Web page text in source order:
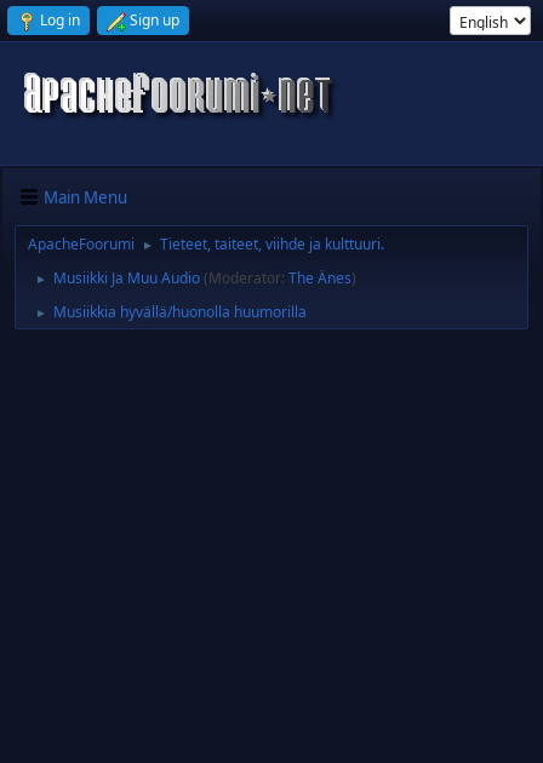
Log in Sign up
Main Menu
ApacheFoorumi ► Tieteet, taiteet, viihde ja kulttuuri.
► Musiikki Ja Muu Audio(Moderator: The Änes)
► Musiikkia hyvällä/huonolla huumorilla